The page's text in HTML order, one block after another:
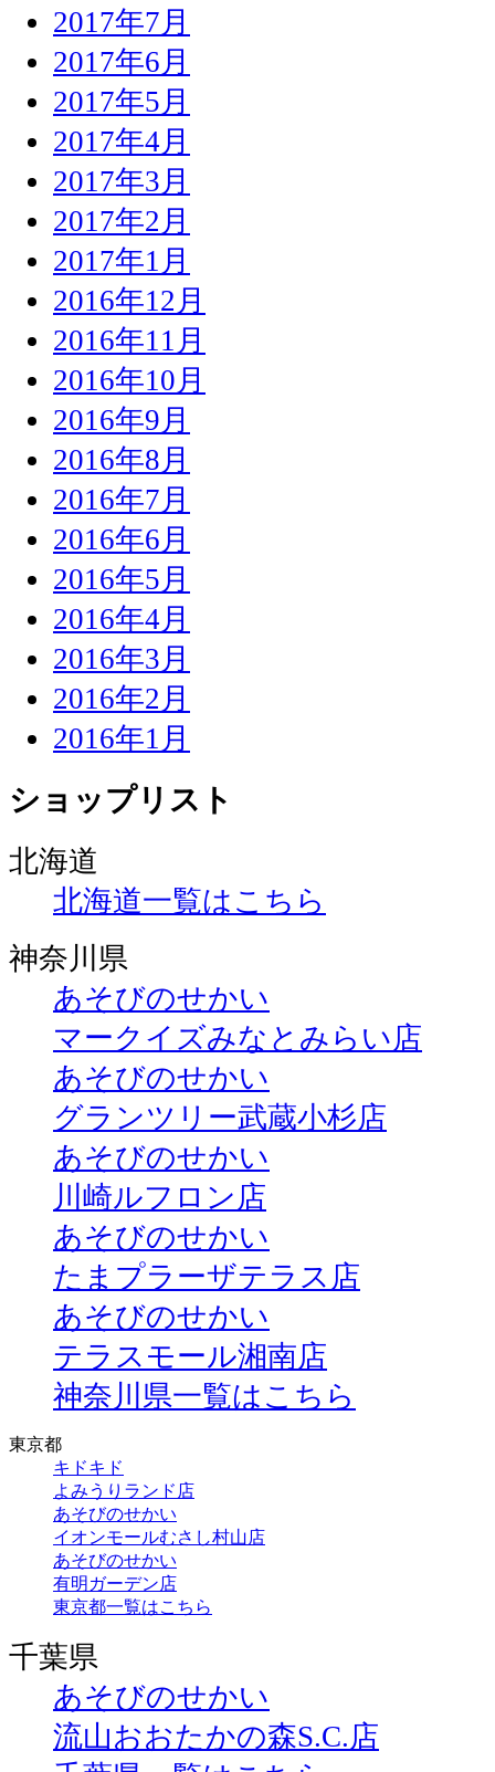
2017年7月
2017年6月
2017年5月
2017年4月
2017年3月
2017年2月
2017年1月
2016年12月
2016年11月
2016年10月
2016年9月
2016年8月
2016年7月
2016年6月
2016年5月
2016年4月
2016年3月
2016年2月
2016年1月
ショップリスト
北海道
北海道一覧はこちら
神奈川県
あそびのせかい
マークイズみなとみらい店
あそびのせかい
グランツリー武蔵小杉店
あそびのせかい
川崎ルフロン店
あそびのせかい
たまプラーザテラス店
あそびのせかい
テラスモール湘南店
神奈川県一覧はこちら
東京都
キドキド
よみうりランド店
あそびのせかい
イオンモールむさし村山店
あそびのせかい
有明ガーデン店
東京都一覧はこちら
千葉県
あそびのせかい
流山おおたかの森S.C.店